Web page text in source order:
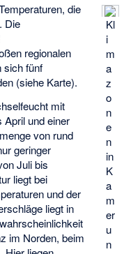
Kl
i
m
a
z
o
n
e
n
in
K
a
m
er
u
n
die
Die
regionalen
sich fünf
(siehe Karte).
mit
April und einer
von rund
geringer
Juli bis
liegt bei
und der
liegt in
im Norden, beim